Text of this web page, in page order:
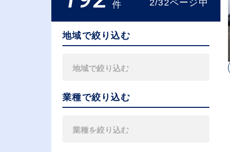
件 2/32ページ中
地域で絞り込む
業種で絞り込む